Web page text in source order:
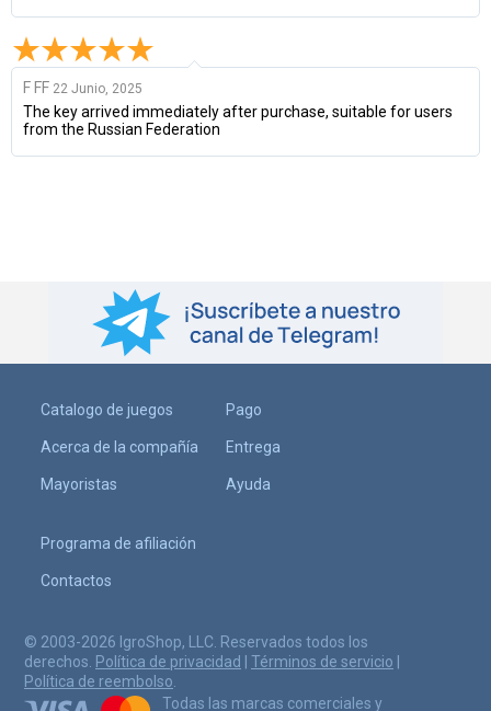
F FF 22 Junio, 2025
The key arrived immediately after purchase, suitable for users
from the Russian Federation
Catalogo de juegos
Acerca de la compañía
Mayoristas
Pago
Entrega
Ayuda
Programa de afiliación
Contactos
© 2003-2026 IgroShop, LLC. Reservados todos los
derechos. Política de privacidad Términos de servicio
Política de reembolso
Todas las marcas comerciales y